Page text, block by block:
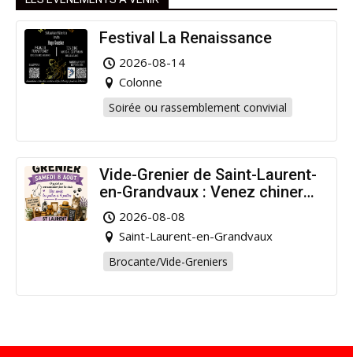
Festival La Renaissance
2026-08-14
Colonne
Soirée ou rassemblement convivial
Vide-Grenier de Saint-Laurent-
en-Grandvaux : Venez chiner
pour la bonne cause !
2026-08-08
Saint-Laurent-en-Grandvaux
Brocante/Vide-Greniers